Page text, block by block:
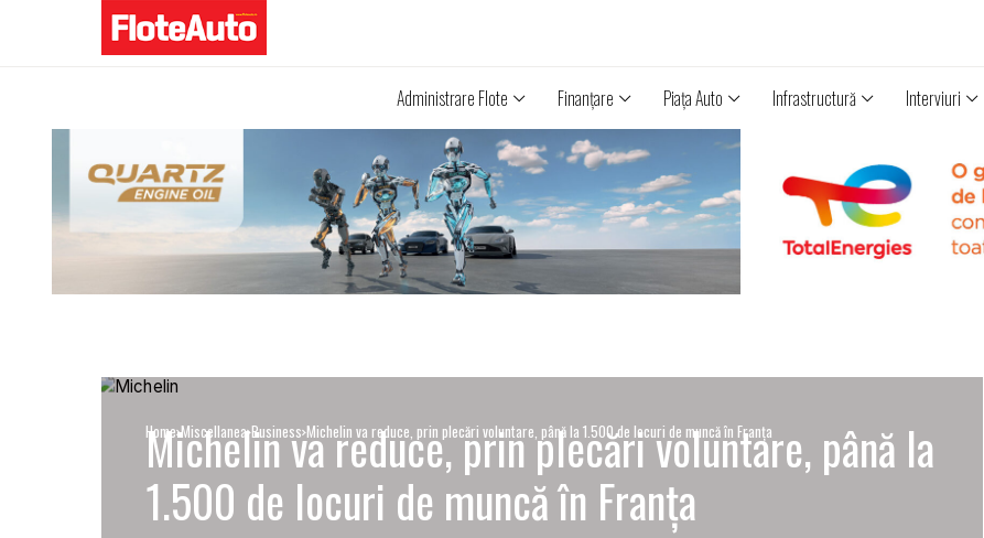
Administrare Flote Finanţare Piaţa Auto Infrastructură Interviuri
Home Miscellanea Business Michelin va reduce, prin plecări voluntare, până la 1.500 de locuri de muncă în Franța
Michelin va reduce, prin plecări voluntare, până la
1.500 de locuri de muncă în Franța